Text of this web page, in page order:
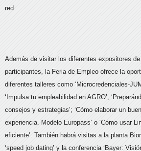
red.
Además de visitar los diferentes expositores
participantes, la Feria de Empleo ofrece la
diferentes talleres como ‘Microcredenciales-
‘Impulsa tu empleabilidad en AGRO’;
consejos y estrategias’; ‘Cómo elaborar un
experiencia. Modelo Europass’ o ‘Cómo usar
eficiente’. También habrá visitas a la planta
‘speed job dating’ y la conferencia ‘Bayer: